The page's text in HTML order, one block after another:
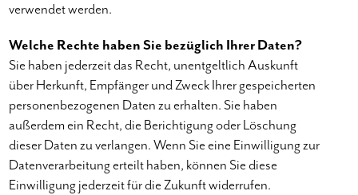
verwendet werden.
Welche Rechte haben Sie bezüglich Ihrer Daten?
Sie haben jederzeit das Recht, unentgeltlich Auskunft
über Herkunft, Empfänger und Zweck Ihrer gespeicherten
personenbezogenen Daten zu erhalten. Sie haben
außerdem ein Recht, die Berichtigung oder Löschung
dieser Daten zu verlangen. Wenn Sie eine Einwilligung zur
Datenverarbeitung erteilt haben, können Sie diese
Einwilligung jederzeit für die Zukunft widerrufen.